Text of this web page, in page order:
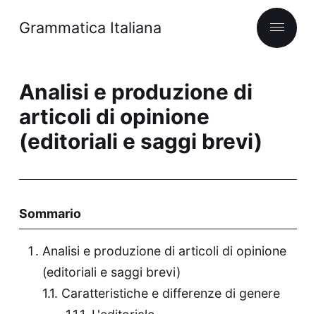
Grammatica Italiana
Analisi e produzione di
articoli di opinione
(editoriali e saggi brevi)
Sommario
Analisi e produzione di articoli di opinione
(editoriali e saggi brevi)
Caratteristiche e differenze di genere